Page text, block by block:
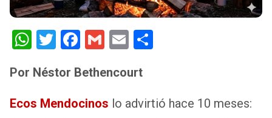
W
at
s
T
tt
er
F
ce
b
G
ail
E
ail
e
Por Néstor Bethencourt
Ecos Mendocinos lo advirtió hace 10 meses: